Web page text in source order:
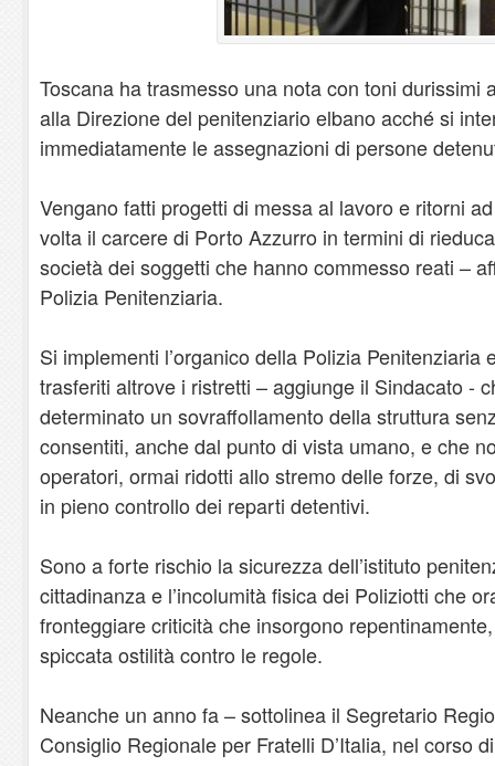
Toscana ha trasmesso una nota con toni durissimi
alla Direzione del penitenziario elbano acché si
immediatamente le assegnazioni di persone
Vengano fatti progetti di messa al lavoro e ritorni
volta il carcere di Porto Azzurro in termini di
società dei soggetti che hanno commesso reati –
Polizia Penitenziaria.
Si implementi l’organico della Polizia Penitenziaria
trasferiti altrove i ristretti – aggiunge il Sindacato -
determinato un sovraffollamento della struttura
consentiti, anche dal punto di vista umano, e che
operatori, ormai ridotti allo stremo delle forze, di
in pieno controllo dei reparti detentivi.
Sono a forte rischio la sicurezza dell’istituto
cittadinanza e l’incolumità fisica dei Poliziotti che
fronteggiare criticità che insorgono
spiccata ostilità contro le regole.
Neanche un anno fa – sottolinea il Segretario
Consiglio Regionale per Fratelli D’Italia, nel corso